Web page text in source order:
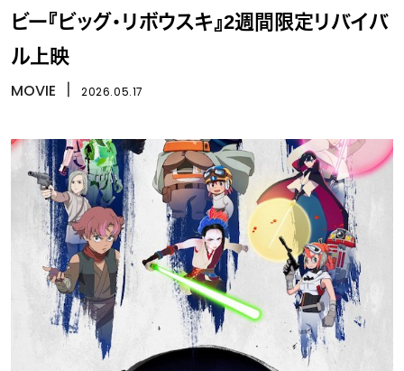
ビー『ビッグ・リボウスキ』2週間限定リバイバ
ル上映
MOVIE 2026.05.17